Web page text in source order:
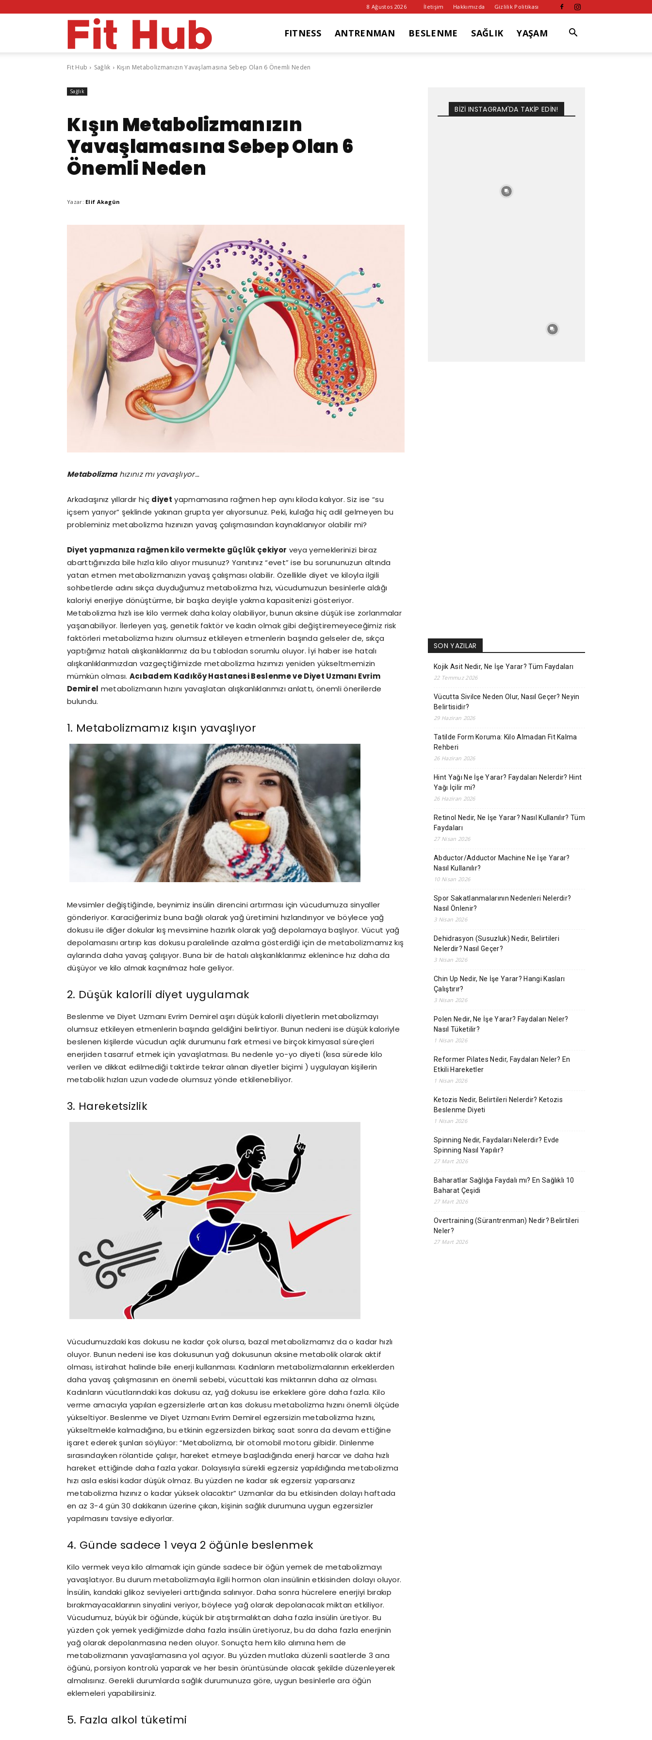
8 Ağustos 2026 İletişim Hakkımızda Gizlilik Politikası
Hub
FITNESS ANTRENMAN BESLENME SAĞLIK YAŞAM
Fit Hub Sağlık Kışın Metabolizmanızın Yavaşlamasına Sebep Olan 6 Önemli Neden
Sağlık
Kışın Metabolizmanızın
Yavaşlamasına Sebep Olan 6
Önemli Neden
Yazar: Elif Akagün
Metabolizmahızınız mı yavaşlıyor…
Arkadaşınız yıllardır hiç diyet yapmamasına rağmen hep aynı kiloda kalıyor. Siz ise “su
içsem yarıyor” şeklinde yakınan grupta yer alıyorsunuz. Peki, kulağa hiç adil gelmeyen bu
probleminiz metabolizma hızınızın yavaş çalışmasından kaynaklanıyor olabilir mi?
Diyet yapmanıza rağmen kilo vermekte güçlük çekiyor veya yemeklerinizi biraz
abarttığınızda bile hızla kilo alıyor musunuz? Yanıtınız “evet” ise bu sorununuzun altında
yatan etmen metabolizmanızın yavaş çalışması olabilir. Özellikle diyet ve kiloyla ilgili
sohbetlerde adını sıkça duyduğumuz metabolizma hızı, vücudumuzun besinlerle aldığı
kaloriyi enerjiye dönüştürme, bir başka deyişle yakma kapasitenizi gösteriyor.
Metabolizma hızlı ise kilo vermek daha kolay olabiliyor, bunun aksine düşük ise zorlanmalar
yaşanabiliyor. İlerleyen yaş, genetik faktör ve kadın olmak gibi değiştiremeyeceğimiz risk
faktörleri metabolizma hızını olumsuz etkileyen etmenlerin başında gelseler de, sıkça
yaptığımız hatalı alışkanlıklarımız da bu tablodan sorumlu oluyor. İyi haber ise hatalı
alışkanlıklarımızdan vazgeçtiğimizde metabolizma hızımızı yeniden yükseltmemizin
mümkün olması. Acıbadem Kadıköy Hastanesi Beslenme ve Diyet Uzmanı Evrim
Demirel metabolizmanın hızını yavaşlatan alışkanlıklarımızı anlattı, önemli önerilerde
bulundu.
1. Metabolizmamız kışın yavaşlıyor
Mevsimler değiştiğinde, beynimiz insülin direncini artırması için vücudumuza sinyaller
gönderiyor. Karaciğerimiz buna bağlı olarak yağ üretimini hızlandırıyor ve böylece yağ
dokusu ile diğer dokular kış mevsimine hazırlık olarak yağ depolamaya başlıyor. Vücut yağ
depolamasını artırıp kas dokusu paralelinde azalma gösterdiği için de metabolizmamız kış
aylarında daha yavaş çalışıyor. Buna bir de hatalı alışkanlıklarımız eklenince hız daha da
düşüyor ve kilo almak kaçınılmaz hale geliyor.
2. Düşük kalorili diyet uygulamak
Beslenme ve Diyet Uzmanı Evrim Demirel aşırı düşük kalorili diyetlerin metabolizmayı
olumsuz etkileyen etmenlerin başında geldiğini belirtiyor. Bunun nedeni ise düşük kaloriyle
beslenen kişilerde vücudun açlık durumunu fark etmesi ve birçok kimyasal süreçleri
enerjiden tasarruf etmek için yavaşlatması. Bu nedenle yo-yo diyeti (kısa sürede kilo
verilen ve dikkat edilmediği taktirde tekrar alınan diyetler biçimi ) uygulayan kişilerin
metabolik hızları uzun vadede olumsuz yönde etkilenebiliyor.
3. Hareketsizlik
Vücudumuzdaki kas dokusu ne kadar çok olursa, bazal metabolizmamız da o kadar hızlı
oluyor. Bunun nedeni ise kas dokusunun yağ dokusunun aksine metabolik olarak aktif
olması, istirahat halinde bile enerji kullanması. Kadınların metabolizmalarının erkeklerden
daha yavaş çalışmasının en önemli sebebi, vücuttaki kas miktarının daha az olması.
Kadınların vücutlarındaki kas dokusu az, yağ dokusu ise erkeklere göre daha fazla. Kilo
verme amacıyla yapılan egzersizlerle artan kas dokusu metabolizma hızını önemli ölçüde
yükseltiyor. Beslenme ve Diyet Uzmanı Evrim Demirel egzersizin metabolizma hızını,
yükseltmekle kalmadığına, bu etkinin egzersizden birkaç saat sonra da devam ettiğine
işaret ederek şunları söylüyor: “Metabolizma, bir otomobil motoru gibidir. Dinlenme
sırasındayken rölantide çalışır, hareket etmeye başladığında enerji harcar ve daha hızlı
hareket ettiğinde daha fazla yakar. Dolayısıyla sürekli egzersiz yapıldığında metabolizma
hızı asla eskisi kadar düşük olmaz. Bu yüzden ne kadar sık egzersiz yaparsanız
metabolizma hızınız o kadar yüksek olacaktır” Uzmanlar da bu etkisinden dolayı haftada
en az 3-4 gün 30 dakikanın üzerine çıkan, kişinin sağlık durumuna uygun egzersizler
yapılmasını tavsiye ediyorlar.
4. Günde sadece 1 veya 2 öğünle beslenmek
Kilo vermek veya kilo almamak için günde sadece bir öğün yemek de metabolizmayı
yavaşlatıyor. Bu durum metabolizmayla ilgili hormon olan insülinin etkisinden dolayı oluyor.
İnsülin, kandaki glikoz seviyeleri arttığında salınıyor. Daha sonra hücrelere enerjiyi bırakıp
bırakmayacaklarının sinyalini veriyor, böylece yağ olarak depolanacak miktarı etkiliyor.
Vücudumuz, büyük bir öğünde, küçük bir atıştırmalıktan daha fazla insülin üretiyor. Bu
yüzden çok yemek yediğimizde daha fazla insülin üretiyoruz, bu da daha fazla enerjinin
yağ olarak depolanmasına neden oluyor. Sonuçta hem kilo alımına hem de
metabolizmanın yavaşlamasına yol açıyor. Bu yüzden mutlaka düzenli saatlerde 3 ana
öğünü, porsiyon kontrolü yaparak ve her besin örüntüsünde olacak şekilde düzenleyerek
almalısınız. Gerekli durumlarda sağlık durumunuza göre, uygun besinlerle ara öğün
eklemeleri yapabilirsiniz.
5. Fazla alkol tüketimi
BİZİ INSTAGRAM'DA TAKİP EDİN!
SON YAZILAR
Kojik Asit Nedir, Ne İşe Yarar? Tüm Faydaları
22 Temmuz 2026
Vücutta Sivilce Neden Olur, Nasıl Geçer? Neyin
Belirtisidir?
29 Haziran 2026
Tatilde Form Koruma: Kilo Almadan Fit Kalma
Rehberi
26 Haziran 2026
Hint Yağı Ne İşe Yarar? Faydaları Nelerdir? Hint
Yağı İçilir mi?
26 Haziran 2026
Retinol Nedir, Ne İşe Yarar? Nasıl Kullanılır? Tüm
Faydaları
27 Nisan 2026
Abductor/Adductor Machine Ne İşe Yarar?
Nasıl Kullanılır?
10 Nisan 2026
Spor Sakatlanmalarının Nedenleri Nelerdir?
Nasıl Önlenir?
3 Nisan 2026
Dehidrasyon (Susuzluk) Nedir, Belirtileri
Nelerdir? Nasıl Geçer?
3 Nisan 2026
Chin Up Nedir, Ne İşe Yarar? Hangi Kasları
Çalıştırır?
3 Nisan 2026
Polen Nedir, Ne İşe Yarar? Faydaları Neler?
Nasıl Tüketilir?
1 Nisan 2026
Reformer Pilates Nedir, Faydaları Neler? En
Etkili Hareketler
1 Nisan 2026
Ketozis Nedir, Belirtileri Nelerdir? Ketozis
Beslenme Diyeti
1 Nisan 2026
Spinning Nedir, Faydaları Nelerdir? Evde
Spinning Nasıl Yapılır?
27 Mart 2026
Baharatlar Sağlığa Faydalı mı? En Sağlıklı 10
Baharat Çeşidi
27 Mart 2026
Overtraining (Sürantrenman) Nedir? Belirtileri
Neler?
27 Mart 2026